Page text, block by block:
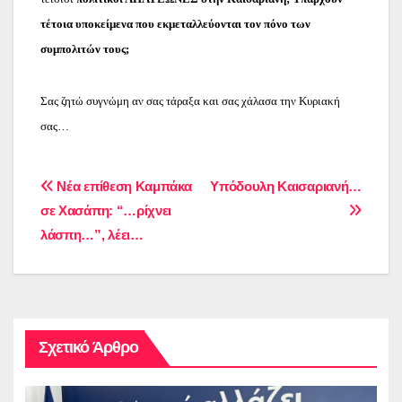
τέτοια υποκείμενα που εκμεταλλεύονται τον πόνο των
συμπολιτών τους;
Σας ζητώ συγνώμη αν σας τάραξα και σας χάλασα την Κυριακή
σας…
Πλοήγηση
άρθρων
Υπόδουλη Καισαριανή…
Νέα επίθεση Καμπάκα
σε Χασάπη: “…ρίχνει
λάσπη…”, λέει…
Σχετικό Άρθρο